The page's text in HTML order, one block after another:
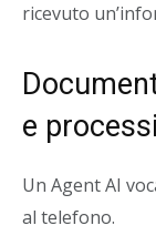
ricevuto
e
Un Agent AI
al telefono.